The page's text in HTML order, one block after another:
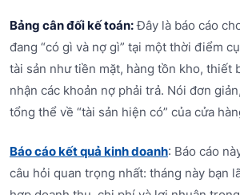
Bảng cân đối kế toán:Đây là báo cáo
đang “có gì và nợ gì” tại một thời điểm
tài sản như tiền mặt, hàng tồn kho, thiết
nhận các khoản nợ phải trả. Nói đơn
tổng thể về “tài sản hiện có” của cửa
Báo cáo kết quả kinh doanh: Báo cáo
câu hỏi quan trọng nhất: tháng này bạn